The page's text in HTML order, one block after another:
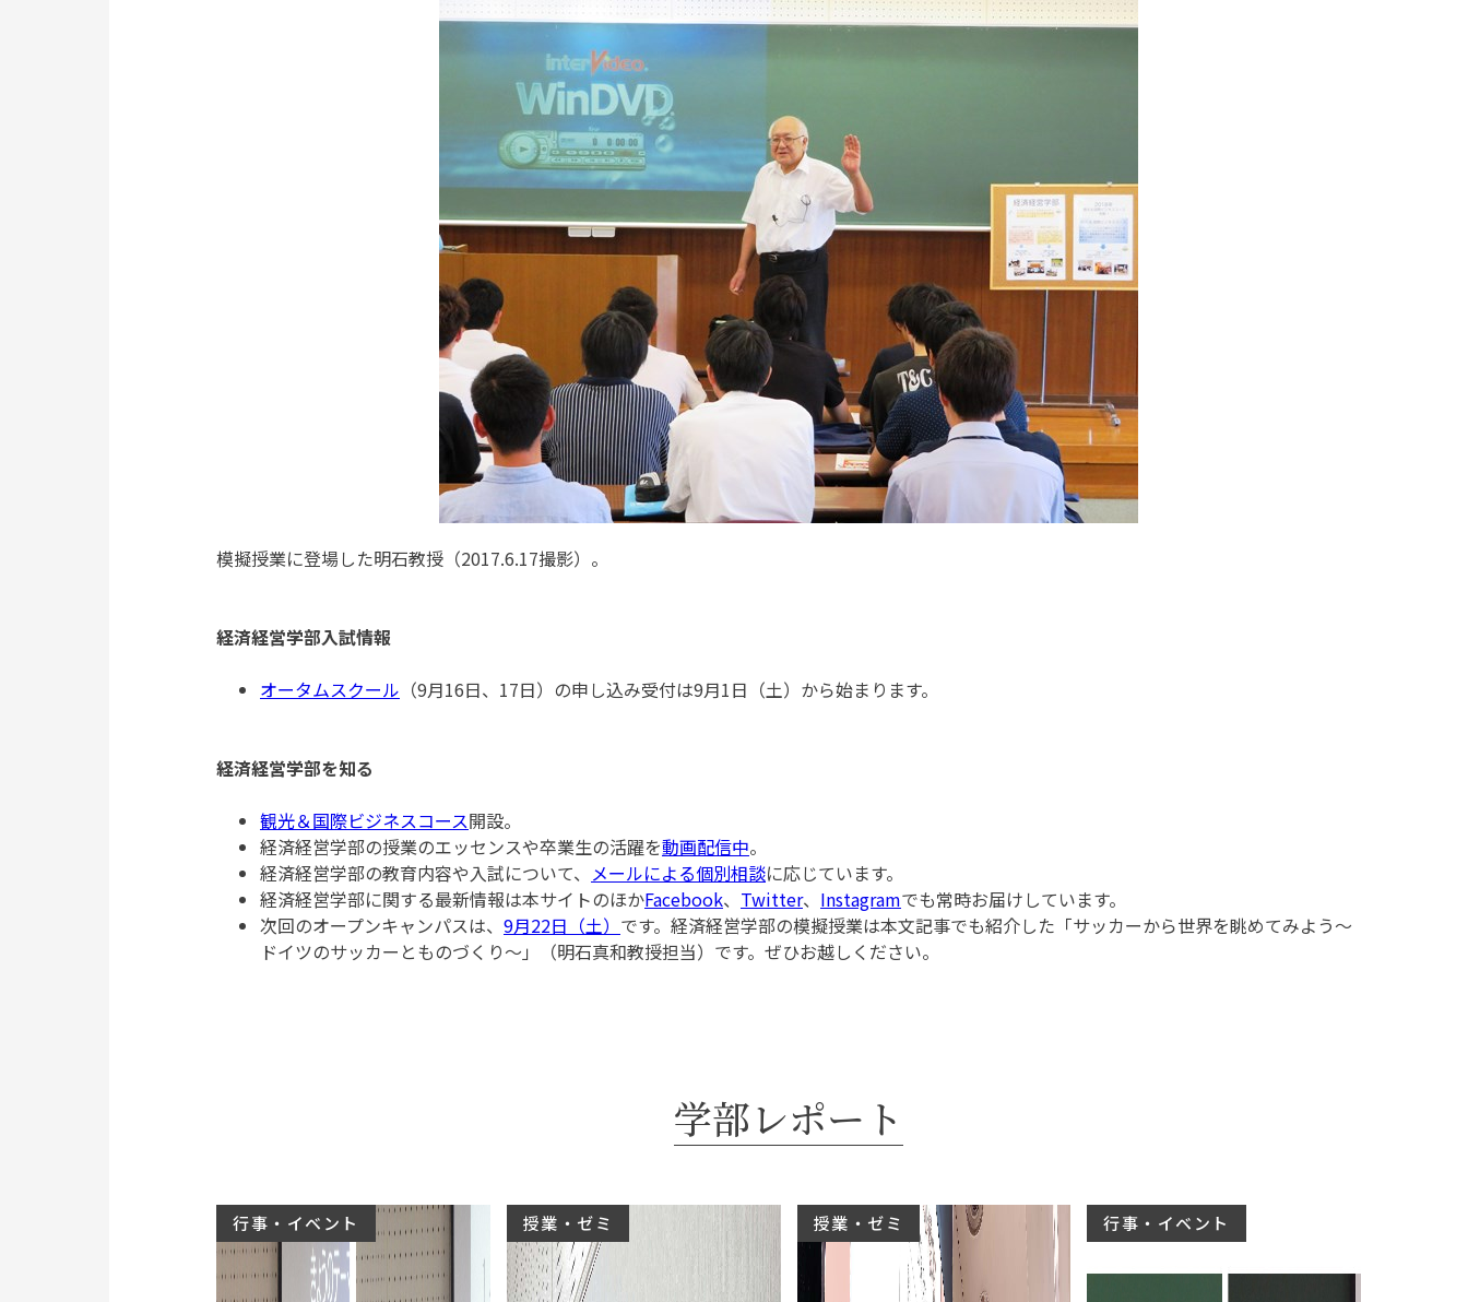
模擬授業に登場した明石教授（2017.6.17撮影）。
経済経営学部入試情報
オータムスクール （9月16日、17日）の申し込み受付は9月1日（土）から始まります。
経済経営学部を知る
観光＆国際ビジネスコース開設。
経済経営学部の授業のエッセンスや卒業生の活躍を動画配信中。
経済経営学部の教育内容や入試について、 メールによる個別相談に応じています。
経済経営学部に関する最新情報は本サイトのほかFacebook、 Twitter、 Instagramでも常時お届けしています。
次回のオープンキャンパスは、 9月22日（土） です。経済経営学部の模擬授業は本文記事でも紹介した「サッカーから世界を眺めてみよう～
ドイツのサッカーとものづくり～」（明石真和教授担当）です。ぜひお越しください。
学部レポート
行事・イベント 授業・ゼミ 授業・ゼミ 行事・イベント